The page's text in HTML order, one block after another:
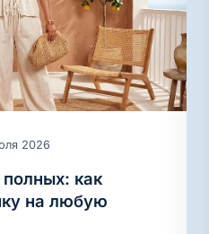
2026
как
на любую